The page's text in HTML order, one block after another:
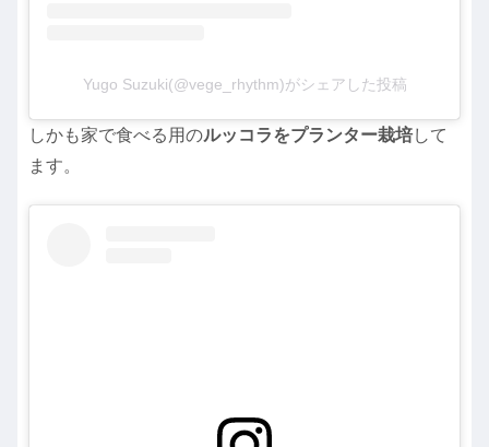
Yugo Suzuki(@vege_rhythm)がシェアした投稿
しかも家で食べる用のルッコラをプランター栽培して
ます。